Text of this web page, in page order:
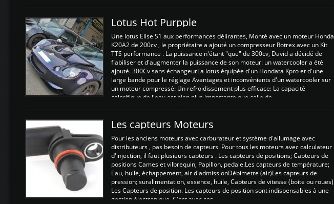
Lotus Hot Purpple
Une lotus Elise S1 aux performances délirantes, Monté avec un moteur Honda
K20A2 de 200cv , le propriétaire a ajouté un compresseur Rotrex avec un Kit
TTS performance . La puissance n'étant "que" de 300cv, David a décidé de
fiabiliser et d'augmenter la puissance de son moteur: un watercooler a été
ajouté. 300Cv sans échangeurLa lotus équipée d'un Hondata Kpro et d'une
large bande pour le réglage Avantages et inconvénients d'un watercooler sur
un moteur compressé: Un refroidissement plus efficace: La capacité
calorifique de l'eau est bien plus importante que celle de ...
Les capteurs Moteurs
Pour les anciens moteurs avec carburateur et système d'allumage avec
distributeurs , pas besoin de capteurs. Pour tous les moteurs avec calculateur
d'injection, il faut plusieurs capteurs . Les capteurs de positions; Capteurs de
positions Cames et vilbrequin, Papillon, pedale.Les capteurs de température;
Eau, huile, échappement, air d'admissionDébimetre (air)Les capteurs de
pression; suralimentation, essence, huile, Capteurs de vitesse (boite ou roues)
Les Capteurs de position. Les capteurs de position sont indispensables à une
gestion électronique. C'est avec ces ...